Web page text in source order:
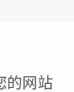
的网站